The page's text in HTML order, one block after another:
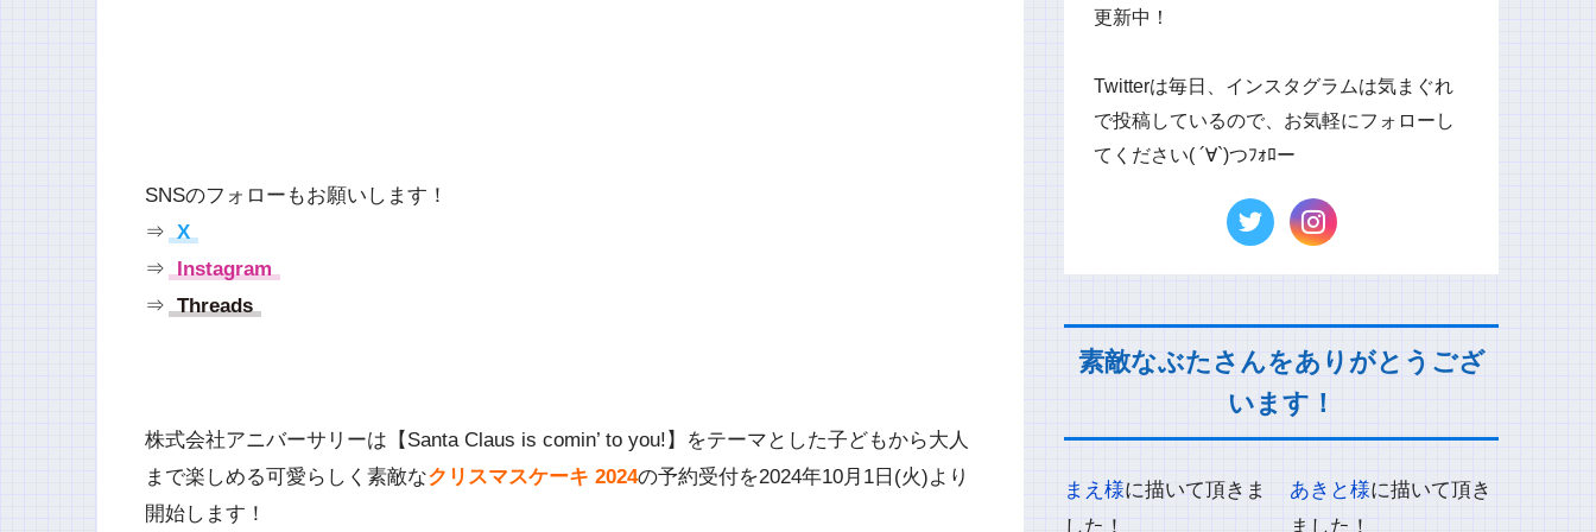
SNSのフォローもお願いします！
⇒ X
⇒ Instagram
⇒ Threads
株式会社アニバーサリーは【Santa Claus is comin’ to you!】をテーマとした子どもから大人
まで楽しめる可愛らしく素敵なクリスマスケーキ 2024の予約受付を2024年10月1日(火)より
開始します！
更新中！
Twitterは毎日、インスタグラムは気まぐれ
で投稿しているので、お気軽にフォローし
てください( ´∀`)つﾌｫﾛー
素敵なぶたさんをありがとうござ
います！
まえ様に描いて頂きま
した！
あきと様に描いて頂き
ました！